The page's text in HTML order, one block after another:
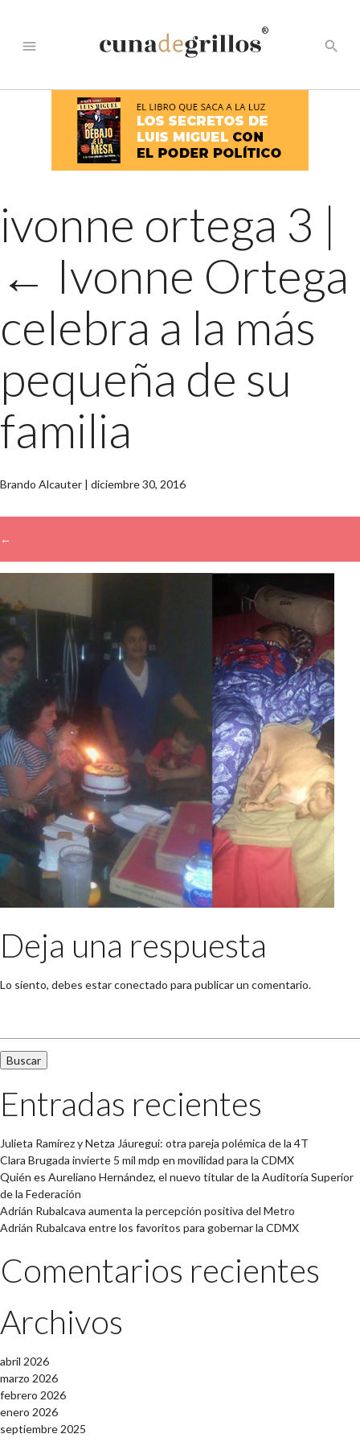
menu
®
search
ivonne ortega 3 |
← Ivonne Ortega
celebra a la más
pequeña de su
familia
Brando Alcauter | diciembre 30, 2016
←
Deja una respuesta
Lo siento, debes estarconectado para publicar un comentario.
Entradas recientes
Julieta Ramírez y Netza Jáuregui: otra pareja polémica de la 4T
Clara Brugada invierte 5 mil mdp en movilidad para la CDMX
Quién es Aureliano Hernández, el nuevo titular de la Auditoría Superior
de la Federación
Adrián Rubalcava aumenta la percepción positiva del Metro
Adrián Rubalcava entre los favoritos para gobernar la CDMX
Comentarios recientes
Archivos
abril 2026
marzo 2026
febrero 2026
enero 2026
septiembre 2025